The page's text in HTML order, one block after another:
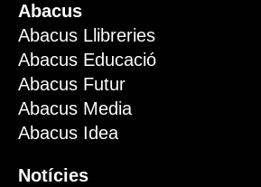
Abacus
Abacus Llibreries
Abacus Educació
Abacus Futur
Abacus Media
Abacus Idea
Notícies